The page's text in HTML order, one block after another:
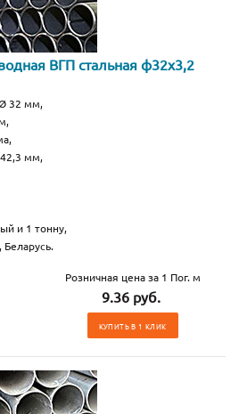
ВГП стальная ф32х3,2
32 мм,
мм,
и 1 тонну,
Беларусь.
Розничная цена за 1 Пог. м
9.36 руб.
КУПИТЬ В 1 КЛИК